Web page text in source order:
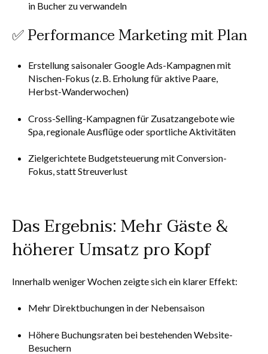
in Bucher zu verwandeln
✅ Performance Marketing mit Plan
Erstellung saisonaler Google Ads-Kampagnen mit
Nischen-Fokus (z. B. Erholung für aktive Paare,
Herbst-Wanderwochen)
Cross-Selling-Kampagnen für Zusatzangebote wie
Spa, regionale Ausflüge oder sportliche Aktivitäten
Zielgerichtete Budgetsteuerung mit Conversion-
Fokus, statt Streuverlust
Das Ergebnis: Mehr Gäste &
höherer Umsatz pro Kopf
Innerhalb weniger Wochen zeigte sich ein klarer Effekt:
Mehr Direktbuchungen in der Nebensaison
Höhere Buchungsraten bei bestehenden Website-
Besuchern